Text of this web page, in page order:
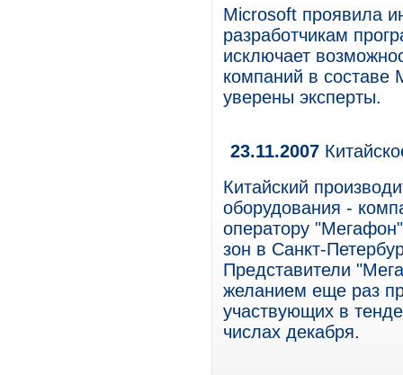
Microsoft проявила
разработчикам
исключает
компаний в составе
уверены эксперты.
23.11.2007
Китайский
оборудования -
оператору
зон в Санкт-
Представители
желанием еще раз
участвующих в
числах декабря.